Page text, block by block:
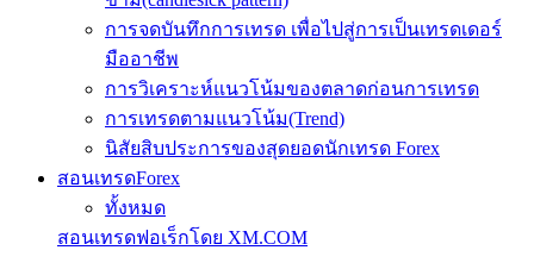
การจดบันทึกการเทรด เพื่อไปสู่การเป็นเทรดเดอร์
มืออาชีพ
การวิเคราะห์แนวโน้มของตลาดก่อนการเทรด
การเทรดตามแนวโน้ม(Trend)
นิสัยสิบประการของสุดยอดนักเทรด Forex
สอนเทรดForex
ทั้งหมด
สอนเทรดฟอเร็กโดย XM.COM